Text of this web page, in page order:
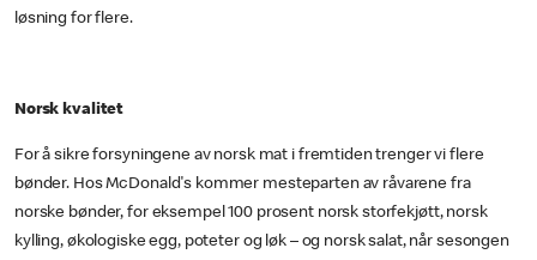
løsning for flere.
Norsk kvalitet
For å sikre forsyningene av norsk mat i fremtiden trenger vi flere
bønder. Hos McDonald's kommer mesteparten av råvarene fra
norske bønder, for eksempel 100 prosent norsk storfekjøtt, norsk
kylling, økologiske egg, poteter og løk – og norsk salat, når sesongen